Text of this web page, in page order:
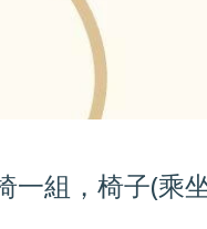
一組，椅子(乘